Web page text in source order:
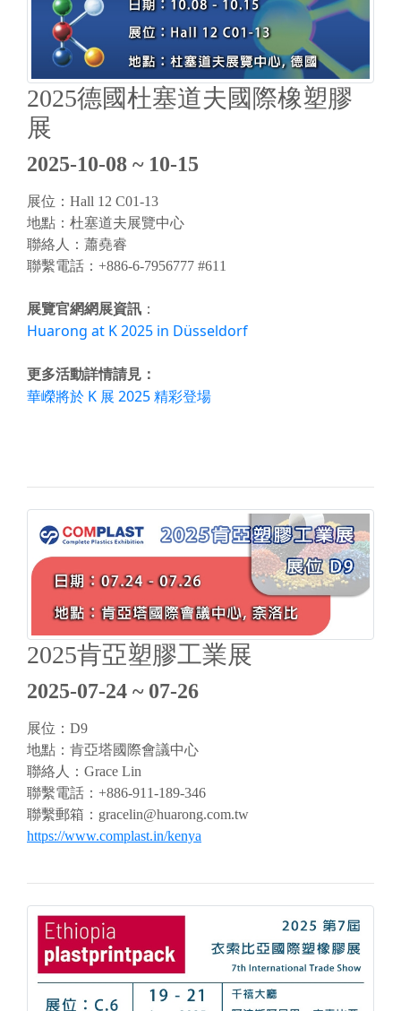
2025德國杜塞道夫國際橡塑膠
展
2025-10-08 ~ 10-15
展位：Hall 12 C01-13
地點：杜塞道夫展覽中心
聯絡人：蕭堯睿
聯繫電話：+886-6-7956777 #611
展覽官網網展資訊 ：
Huarong at K 2025 in Düsseldorf
更多活動詳情請見：
華嶸將於 K 展 2025 精彩登場
2025肯亞塑膠工業展
2025-07-24 ~ 07-26
展位：D9
地點：肯亞塔國際會議中心
聯絡人：Grace Lin
聯繫電話：+886-911-189-346
聯繫郵箱： gracelin@huarong.com.tw
https://www.complast.in/kenya